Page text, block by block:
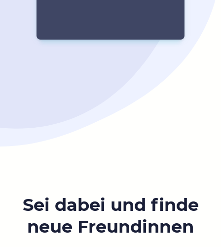
Sei dabei und finde
neue Freundinnen